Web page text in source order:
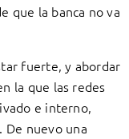
que la banca no va
fuerte, y abordar
la que las redes
e interno,
De nuevo una